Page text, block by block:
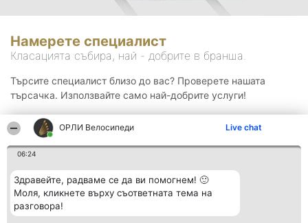
ОРЛИ Велосипеди Live chat
06:24
Здравейте, радваме се да ви помогнем! 🙂
Моля, кликнете върху съответната тема на
разговора!
Намерете специалист
Класацията събира, най - добрите в бранша.
Търсите специалист близо до вас? Проверете нашата
търсачка. Използвайте само най-добрите услуги!